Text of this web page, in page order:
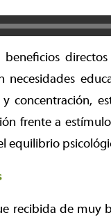
concentración,
frente a
equilibrio
recibida de muy